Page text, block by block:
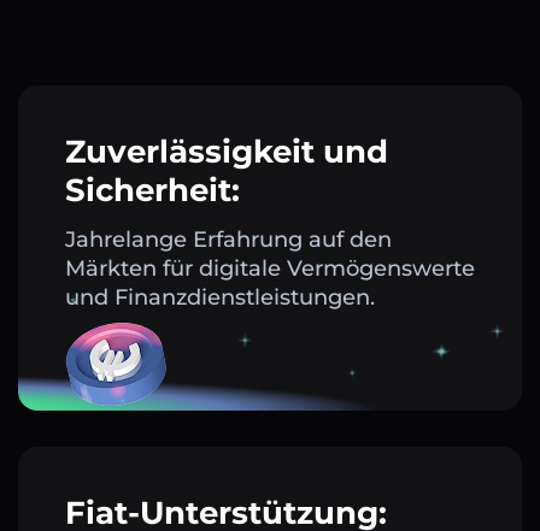
Zuverlässigkeit und
Sicherheit:
Jahrelange Erfahrung auf den
Märkten für digitale Vermögenswerte
und Finanzdienstleistungen.
Fiat-Unterstützung: